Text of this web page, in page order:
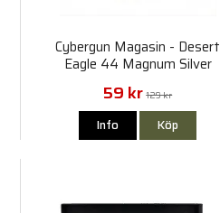
Cybergun Magasin - Desert
Eagle 44 Magnum Silver
Fjäderdriven Pistol 6mm
59 kr 129 kr
Info Köp